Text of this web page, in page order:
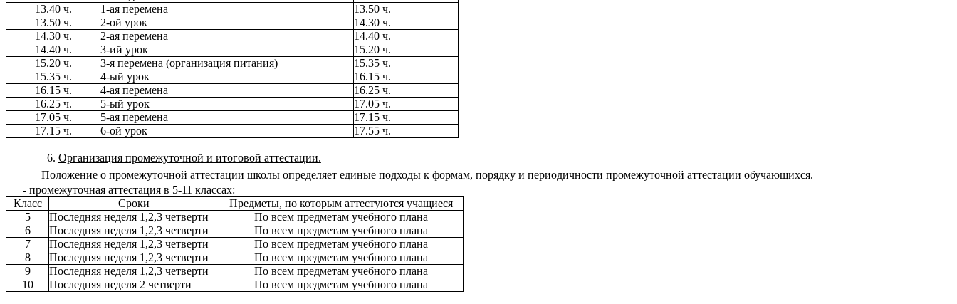
13.40 ч.
1-ая перемена
13.50 ч.
13.50 ч.
2-ой урок
14.30 ч.
14.30 ч.
2-ая перемена
14.40 ч.
14.40 ч.
3-ий урок
15.20 ч.
15.20 ч.
3-я перемена (организация питания)
15.35 ч.
15.35 ч.
4-ый урок
16.15 ч.
16.15 ч.
4-ая перемена
16.25 ч.
16.25 ч.
5-ый урок
17.05 ч.
17.05 ч.
5-ая перемена
17.15 ч.
17.15 ч.
6-ой урок 17.55 ч.
Организация промежуточной и итоговой аттестации.
Положение о промежуточной аттестации школы определяет единые подходы к формам, порядку и периодичности промежуточной аттестации обучающихся.
- промежуточная аттестация в 5-11 классах:
Класс
Сроки
Предметы, по которым аттестуются учащиеся
5
Последняя неделя 1,2,3 четверти
По всем предметам учебного плана
6
Последняя неделя 1,2,3 четверти
По всем предметам учебного плана
7
Последняя неделя 1,2,3 четверти
По всем предметам учебного плана
8
Последняя неделя 1,2,3 четверти
По всем предметам учебного плана
9
Последняя неделя 1,2,3 четверти
По всем предметам учебного плана
10
Последняя неделя 2 четверти По всем предметам учебного плана